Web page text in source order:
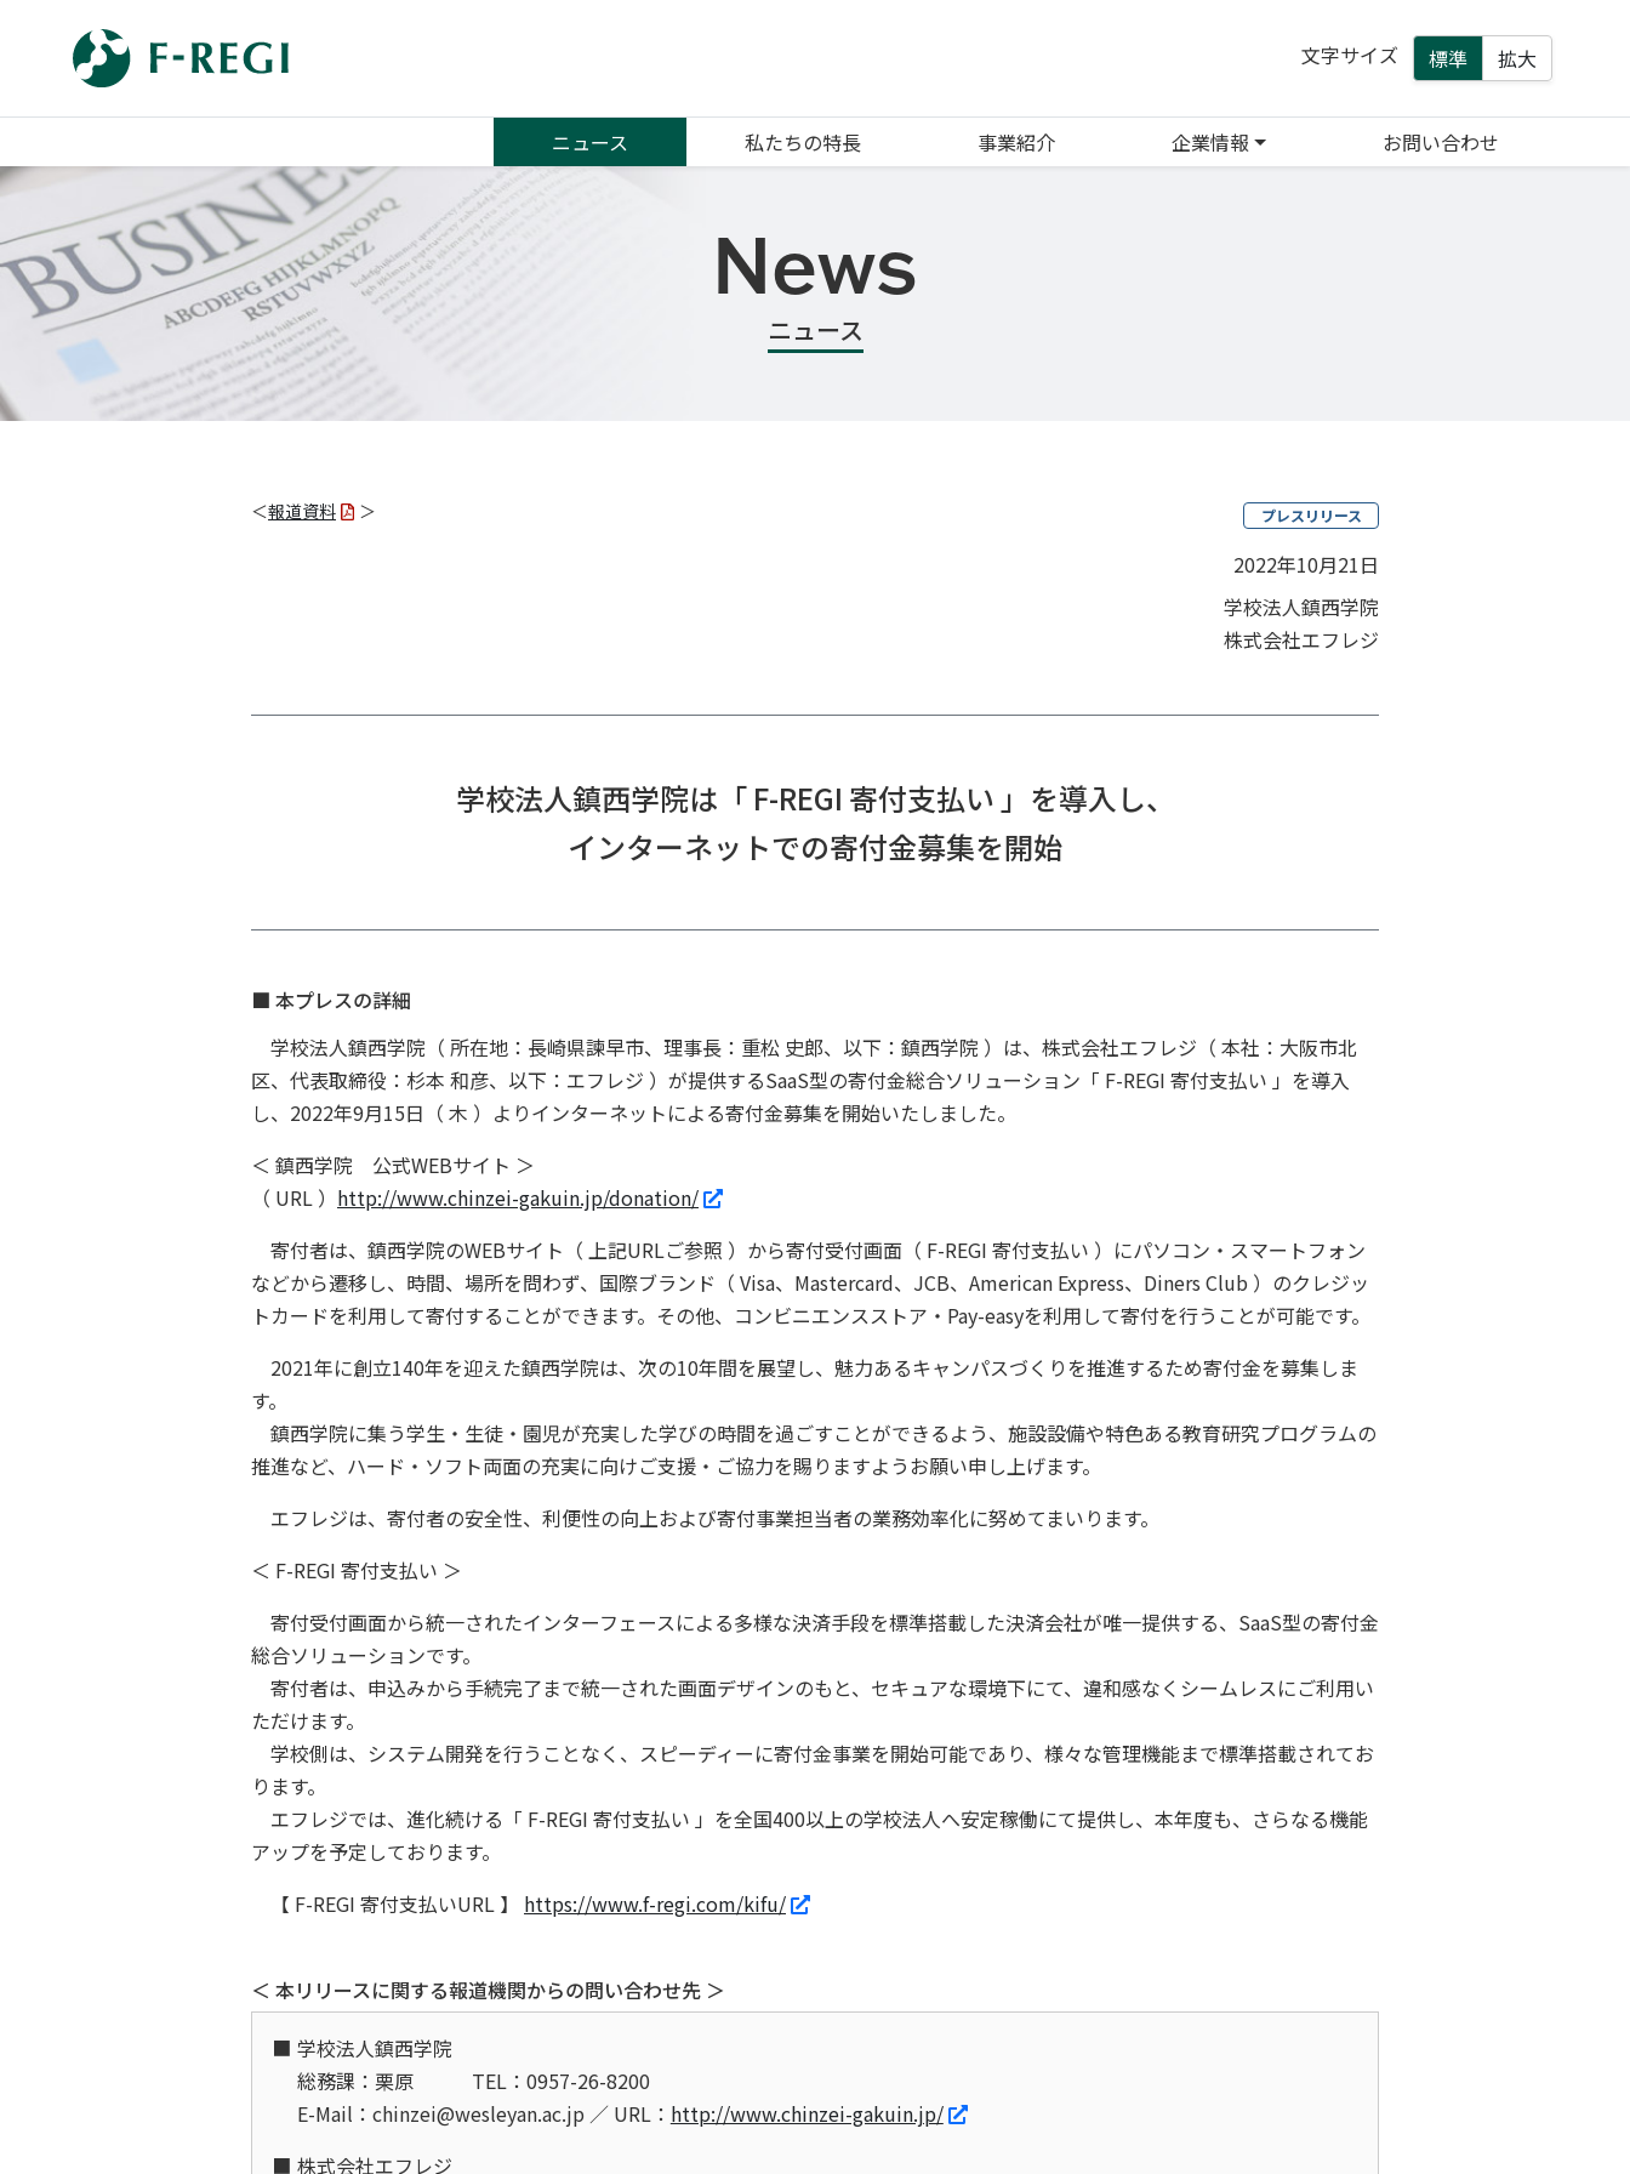
文字サイズ 標準 拡大
ニュース 私たちの特長 事業紹介 企業情報 お問い合わせ
News
ニュース
＜報道資料 ＞ プレスリリース
2022年10月21日
学校法人鎮西学院
株式会社エフレジ
学校法人鎮西学院は「 F-REGI 寄付支払い 」を導入し、
インターネットでの寄付金募集を開始
■ 本プレスの詳細
学校法人鎮西学院（ 所在地：長崎県諫早市、理事長：重松 史郎、以下：鎮西学院 ）は、株式会社エフレジ（ 本社：大阪市北
区、代表取締役：杉本 和彦、以下：エフレジ ）が提供するSaaS型の寄付金総合ソリューション「 F-REGI 寄付支払い 」を導入
し、2022年9月15日（ 木 ）よりインターネットによる寄付金募集を開始いたしました。
＜ 鎮西学院 公式WEBサイト ＞
（ URL ） http://www.chinzei-gakuin.jp/donation/
寄付者は、鎮西学院のWEBサイト（ 上記URLご参照 ）から寄付受付画面（ F-REGI 寄付支払い ）にパソコン・スマートフォン
などから遷移し、時間、場所を問わず、国際ブランド（ Visa、Mastercard、JCB、American Express、Diners Club ）のクレジッ
トカードを利用して寄付することができます。その他、コンビニエンスストア・Pay-easyを利用して寄付を行うことが可能です。
2021年に創立140年を迎えた鎮西学院は、次の10年間を展望し、魅力あるキャンパスづくりを推進するため寄付金を募集しま
す。
鎮西学院に集う学生・生徒・園児が充実した学びの時間を過ごすことができるよう、施設設備や特色ある教育研究プログラムの
推進など、ハード・ソフト両面の充実に向けご支援・ご協力を賜りますようお願い申し上げます。
エフレジは、寄付者の安全性、利便性の向上および寄付事業担当者の業務効率化に努めてまいります。
＜ F-REGI 寄付支払い ＞
寄付受付画面から統一されたインターフェースによる多様な決済手段を標準搭載した決済会社が唯一提供する、SaaS型の寄付金
総合ソリューションです。
寄付者は、申込みから手続完了まで統一された画面デザインのもと、セキュアな環境下にて、違和感なくシームレスにご利用い
ただけます。
学校側は、システム開発を行うことなく、スピーディーに寄付金事業を開始可能であり、様々な管理機能まで標準搭載されてお
ります。
エフレジでは、進化続ける「 F-REGI 寄付支払い 」を全国400以上の学校法人へ安定稼働にて提供し、本年度も、さらなる機能
アップを予定しております。
【 F-REGI 寄付支払いURL 】 https://www.f-regi.com/kifu/
＜ 本リリースに関する報道機関からの問い合わせ先 ＞
学校法人鎮西学院
総務課：栗原
TEL：0957-26-8200
E-Mail：chinzei@wesleyan.ac.jp ／ URL： http://www.chinzei-gakuin.jp/
株式会社エフレジ